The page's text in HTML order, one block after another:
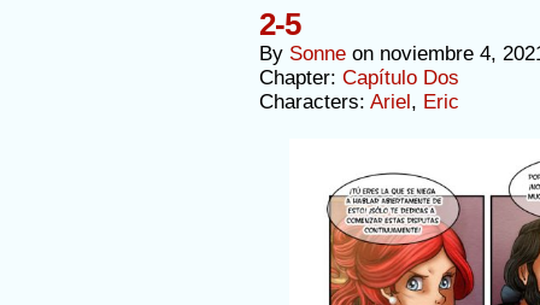
2-5
By Sonne on noviembre 4,
Chapter: Capítulo Dos
Characters: Ariel , Eric